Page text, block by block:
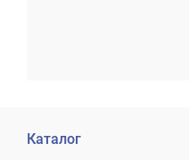
Каталог